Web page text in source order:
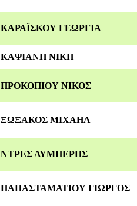
ΚΑΡΑΪΣΚΟΥ ΓΕΩΡΓΙΑ
ΚΑΨΙΑΝΗ ΝΙΚΗ
ΠΡΟΚΟΠΙΟΥ ΝΙΚΟΣ
ΞΩΞΑΚΟΣ ΜΙΧΑΗΛ
ΝΤΡΕΣ ΛΥΜΠΕΡΗΣ
ΠΑΠΑΣΤΑΜΑΤΙΟΥ ΓΙΩΡΓΟΣ